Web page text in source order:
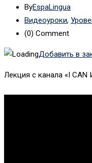
ByEspaLingua
Видеоуроки,
(0) Comment
Добавить в
Лекция с канала «I